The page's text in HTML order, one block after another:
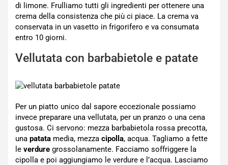
di limone. Frulliamo tutti gli ingredienti per ottenere una
crema della consistenza che più ci piace. La crema va
conservata in un vasetto in frigorifero e va consumata
entro 10 giorni.
Vellutata con barbabietole e patate
Per un piatto unico dal sapore eccezionale possiamo
invece preparare una vellutata, per un pranzo o una cena
gustosa. Ci servono: mezza barbabietola rossa precotta,
una patata media, mezza cipolla, acqua. Tagliamo a fette
le verdure grossolanamente. Facciamo soffriggere la
cipolla e poi aggiungiamo le verdure e l’acqua. Lasciamo